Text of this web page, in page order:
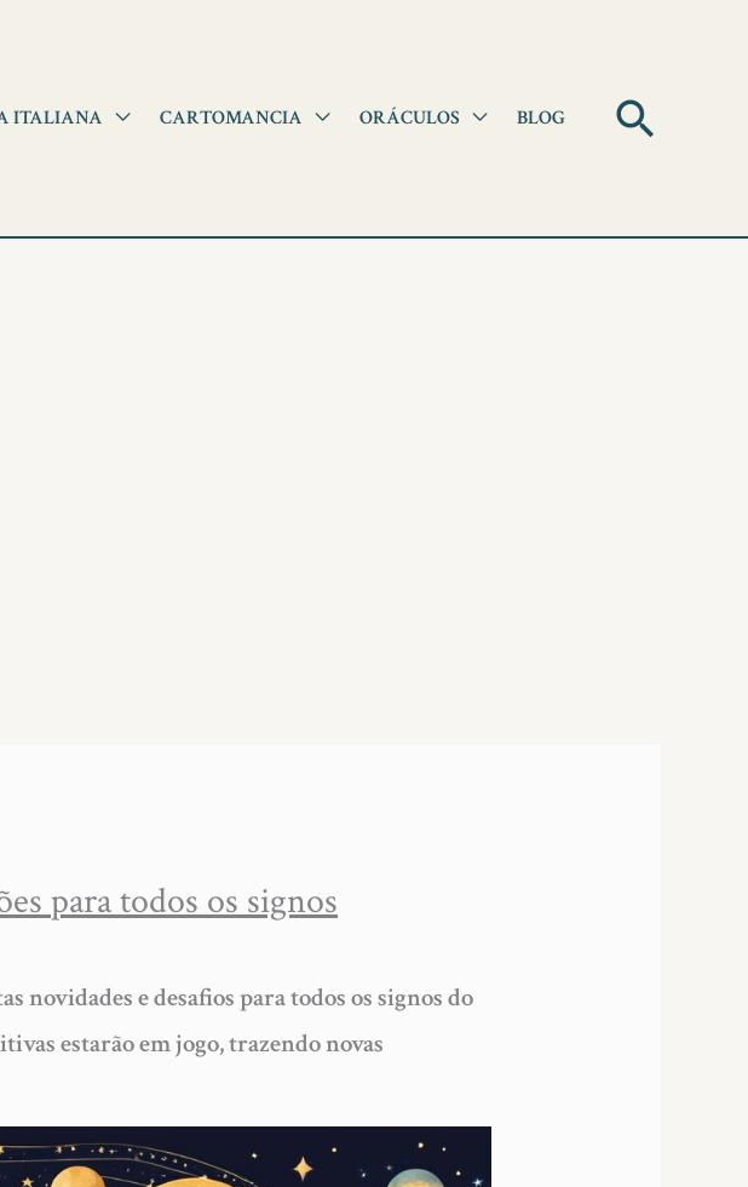
ITALIANA CARTOMANCIA ORÁCULOS BLOG
para todos os signos
novidades e desafios para todos os signos do
estarão em jogo, trazendo novas